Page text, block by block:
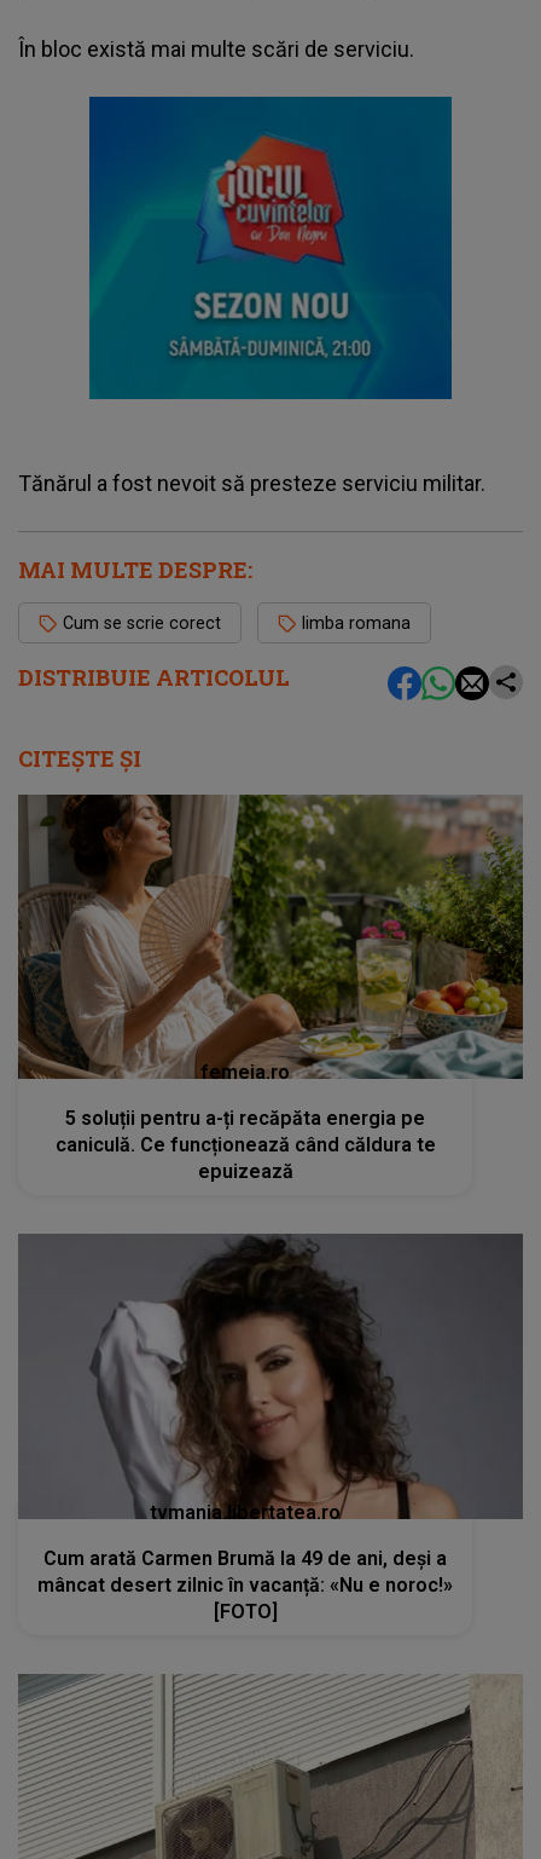
DISTRIBUIE ARTICOLUL
În bloc există mai multe scări de serviciu.
Tănărul a fost nevoit să presteze serviciu militar.
MAI MULTE DESPRE:
Cum se scrie corect limba romana
CITEȘTE ȘI
femeia.ro
5 soluții pentru a-ți recăpăta energia pe
caniculă. Ce funcționează când căldura te
epuizează
tvmania.libertatea.ro
Cum arată Carmen Brumă la 49 de ani, deși a
mâncat desert zilnic în vacanță: «Nu e noroc!»
[FOTO]